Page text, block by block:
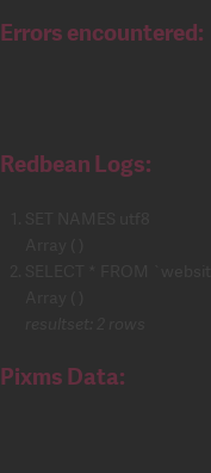
Errors encountered:
Redbean Logs:
Pixms Data: